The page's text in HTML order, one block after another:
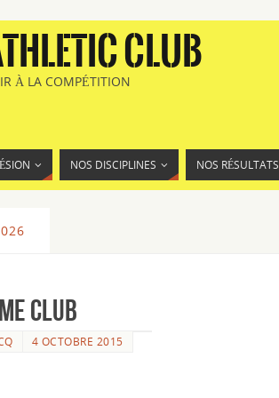
CLUB
À LA COMPÉTITION
NOS DISCIPLINES NOS RÉSULTATS
Club
4 OCTOBRE 2015